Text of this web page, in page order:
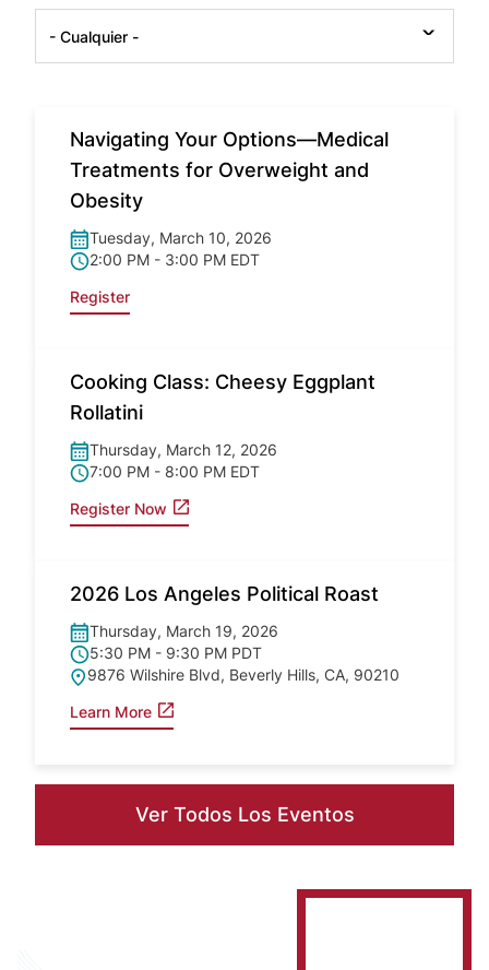
- Cualquier -
Navigating Your Options—Medical
Treatments for Overweight and
Obesity
Tuesday, March 10, 2026
2:00 PM - 3:00 PM EDT
Register
Cooking Class: Cheesy Eggplant
Rollatini
Thursday, March 12, 2026
7:00 PM - 8:00 PM EDT
Register Now
2026 Los Angeles Political Roast
Thursday, March 19, 2026
5:30 PM - 9:30 PM PDT
9876 Wilshire Blvd, Beverly Hills, CA, 90210
Learn More
Ver Todos Los Eventos